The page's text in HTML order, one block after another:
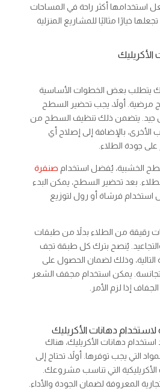
استخدامها أكثر راحة في المساحات
خيارًا مثاليًا للمشاريع المنزلية
الأكريليك
يتطلب بعض الخطوات الأساسية
مرضية. أولاً، يجب تحضير السطح
جيد. يتضمن ذلك تنظيف السطح من
الأخرى، بالإضافة إلى إصلاح أي
جودة الطلاء.
الخشبية، يُفضل استخدام صنفرة
بعد تحضير السطح، يمكن البدء
فرشاة أو رول لتوزيع
رقيقة من الطلاء بدلاً من طبقات
يُنصح بترك كل طبقة تجف
التالية، وذلك لضمان الحصول على
يمكن استخدام مجفف الشعر
إذا لزم الأمر.
لاستخدام دهانات الأكريليك
استخدام دهانات الأكريليك، هناك
التي يجب توفرها. أولاً، تحتاج إلى
التي تناسب مشروعك.
المعروفة لضمان الجودة والأداء.